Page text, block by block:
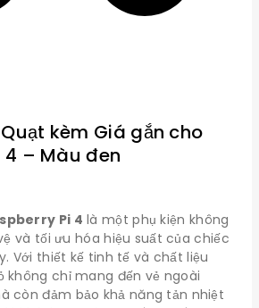
kèm Giá gắn cho
4 – Màu đen
Pi 4 là một phụ kiện không
và tối ưu hóa hiệu suất của chiếc
Với thiết kế tinh tế và chất liệu
không chỉ mang đến vẻ ngoài
còn đảm bảo khả năng tản nhiệt